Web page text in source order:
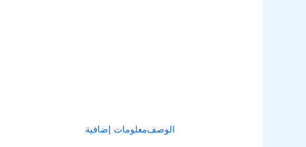
الوصفمعلومات إضافية